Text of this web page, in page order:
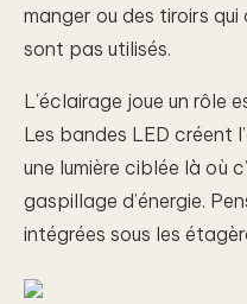
manger ou des tiroirs
sont pas utilisés.
L’éclairage joue un rôle
Les bandes LED créent
une lumière ciblée là où
gaspillage d’énergie.
intégrées sous les